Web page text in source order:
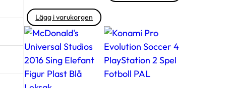
Lägg i varukorgen